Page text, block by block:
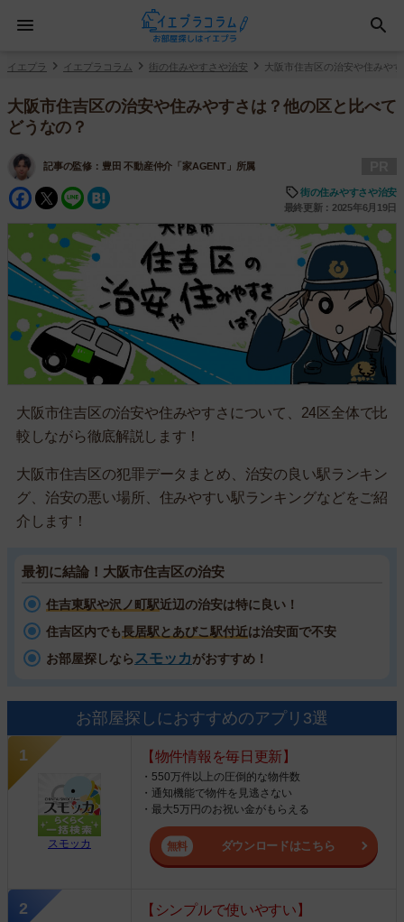
イエプラ イエプラコラム 街の住みやすさや治安 大阪市住吉区の治安や住みや
大阪市住吉区の治安や住みやすさは？他の区と比べて
どうなの？
記事の監修： 豊田 不動産仲介「家AGENT」所属
Facebook
Twitter
Line
街の住みやすさや治安
最終更新：2025年6月19日
大阪市住吉区の治安や住みやすさについて、24区全体で比
較しながら徹底解説します！
大阪市住吉区の犯罪データまとめ、治安の良い駅ランキン
グ、治安の悪い場所、住みやすい駅ランキングなどをご紹
介します！
最初に結論！大阪市住吉区の治安
住吉東駅や沢ノ町駅近辺の治安は特に良い！
住吉区内でも長居駅とあびこ駅付近は治安面で不安
お部屋探しなら スモッカがおすすめ！
お部屋探しにおすすめのアプリ3選
スモッカ
【物件情報を毎日更新】
・550万件以上の圧倒的な物件数
・通知機能で物件を見逃さない
・最大5万円のお祝い金がもらえる
ダウンロードはこちら
【シンプルで使いやすい】